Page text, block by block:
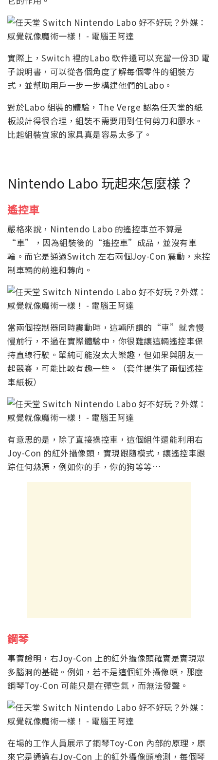
實際上，Switch 裡的Labo 軟件還可以充當一份3D 電
子說明書，可以從各個角度了解每個零件的組裝方
式，並幫助用戶一步一步構建他們的Labo。
對於Labo 組裝的體驗，The Verge 認為任天堂的紙
板設計得很合理，組裝不需要用到任何剪刀和膠水。
比起組裝宜家的家具真是容易太多了。
Nintendo Labo 玩起來怎麼樣？
遙控車
嚴格來說，Nintendo Labo 的遙控車並不算是
“車”，因為組裝後的“遙控車”成品，並沒有車
輪。而它是通過Switch 左右兩個Joy-Con 震動，來控
制車輛的前進和轉向。
當兩個控制器同時震動時，這輛所謂的“車”就會慢
慢前行，不過在實際體驗中，你很難讓這輛遙控車保
持直線行駛。單純可能沒太大樂趣，但如果與朋友一
起競賽，可能比較有趣一些。（套件提供了兩個遙控
車紙板）
有意思的是，除了直接操控車，這個組件還能利用右
Joy-Con 的紅外攝像頭，實現跟隨模式，讓遙控車跟
踪任何熱源，例如你的手，你的狗等等…
鋼琴
事實證明，右Joy-Con 上的紅外攝像頭確實是實現眾
多腦洞的基礎。例如，若不是這個紅外攝像頭，那麼
鋼琴Toy-Con 可能只是在彈空氣，而無法發聲。
在場的工作人員展示了鋼琴Toy-Con 內部的原理，原
來它是通過右Joy-Con 上的紅外攝像頭檢測，每個琴